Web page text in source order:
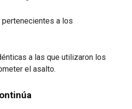
a los
a las que utilizaron los
el asalto.